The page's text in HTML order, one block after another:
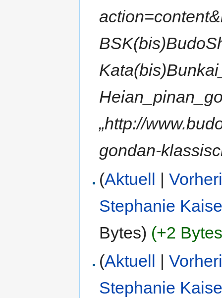
„http://
gondan-
(Aktuell |
Stephanie
Bytes) (+2
(Aktuell |
Stephanie